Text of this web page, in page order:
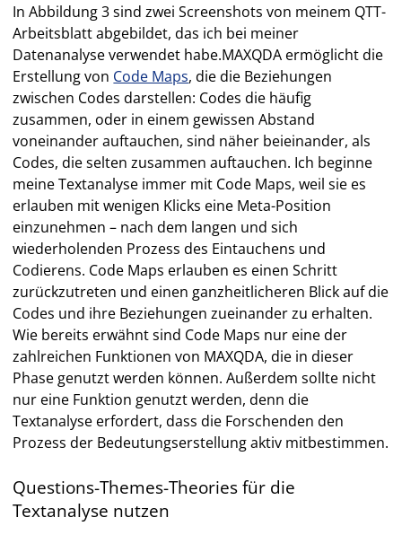
In Abbildung 3 sind zwei Screenshots von meinem QTT-
Arbeitsblatt abgebildet, das ich bei meiner
Datenanalyse verwendet habe.MAXQDA ermöglicht die
Erstellung von Code Maps, die die Beziehungen
zwischen Codes darstellen: Codes die häufig
zusammen, oder in einem gewissen Abstand
voneinander auftauchen, sind näher beieinander, als
Codes, die selten zusammen auftauchen. Ich beginne
meine Textanalyse immer mit Code Maps, weil sie es
erlauben mit wenigen Klicks eine Meta-Position
einzunehmen – nach dem langen und sich
wiederholenden Prozess des Eintauchens und
Codierens. Code Maps erlauben es einen Schritt
zurückzutreten und einen ganzheitlicheren Blick auf die
Codes und ihre Beziehungen zueinander zu erhalten.
Wie bereits erwähnt sind Code Maps nur eine der
zahlreichen Funktionen von MAXQDA, die in dieser
Phase genutzt werden können. Außerdem sollte nicht
nur eine Funktion genutzt werden, denn die
Textanalyse erfordert, dass die Forschenden den
Prozess der Bedeutungserstellung aktiv mitbestimmen.
Questions-Themes-Theories für die
Textanalyse nutzen